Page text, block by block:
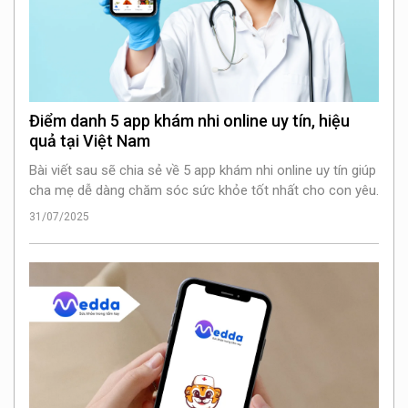
Điểm danh 5 app khám nhi online uy tín, hiệu
quả tại Việt Nam
Bài viết sau sẽ chia sẻ về 5 app khám nhi online uy tín giúp
cha mẹ dễ dàng chăm sóc sức khỏe tốt nhất cho con yêu.
31/07/2025